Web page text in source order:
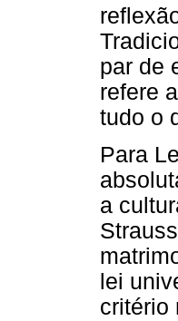
par de
refere
tudo o
Para
a
lei
critério